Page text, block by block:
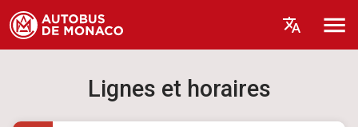
Lignes et horaires